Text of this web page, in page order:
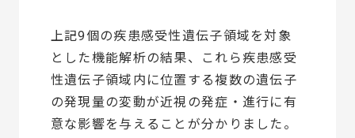
上記9個の疾患感受性遺伝子領域を対象
とした機能解析の結果、これら疾患感受
性遺伝子領域内に位置する複数の遺伝子
の発現量の変動が近視の発症・進行に有
意な影響を与えることが分かりました。